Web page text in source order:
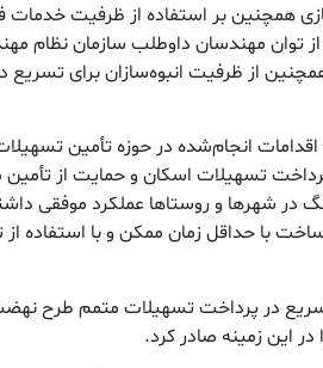
همچنین بر استفاده از ظرفیت خدمات
توان مهندسان داوطلب سازمان نظام
از ظرفیت انبوه‌سازان برای تسریع
اقدامات انجام‌شده در حوزه تأمین
تسهیلات اسکان و حمایت از تأمین
در شهرها و روستاها عملکرد موفقی
با حداقل زمان ممکن و با استفاده
در پرداخت تسهیلات متمم طرح
در این زمینه صادر کرد.